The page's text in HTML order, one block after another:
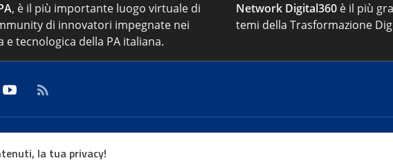
, è il più importante luogo virtuale di
di innovatori impegnate nei
tecnologica della PA italiana.
Network Digital360 è il più
temi della Trasformazione
Roma
la tua privacy!